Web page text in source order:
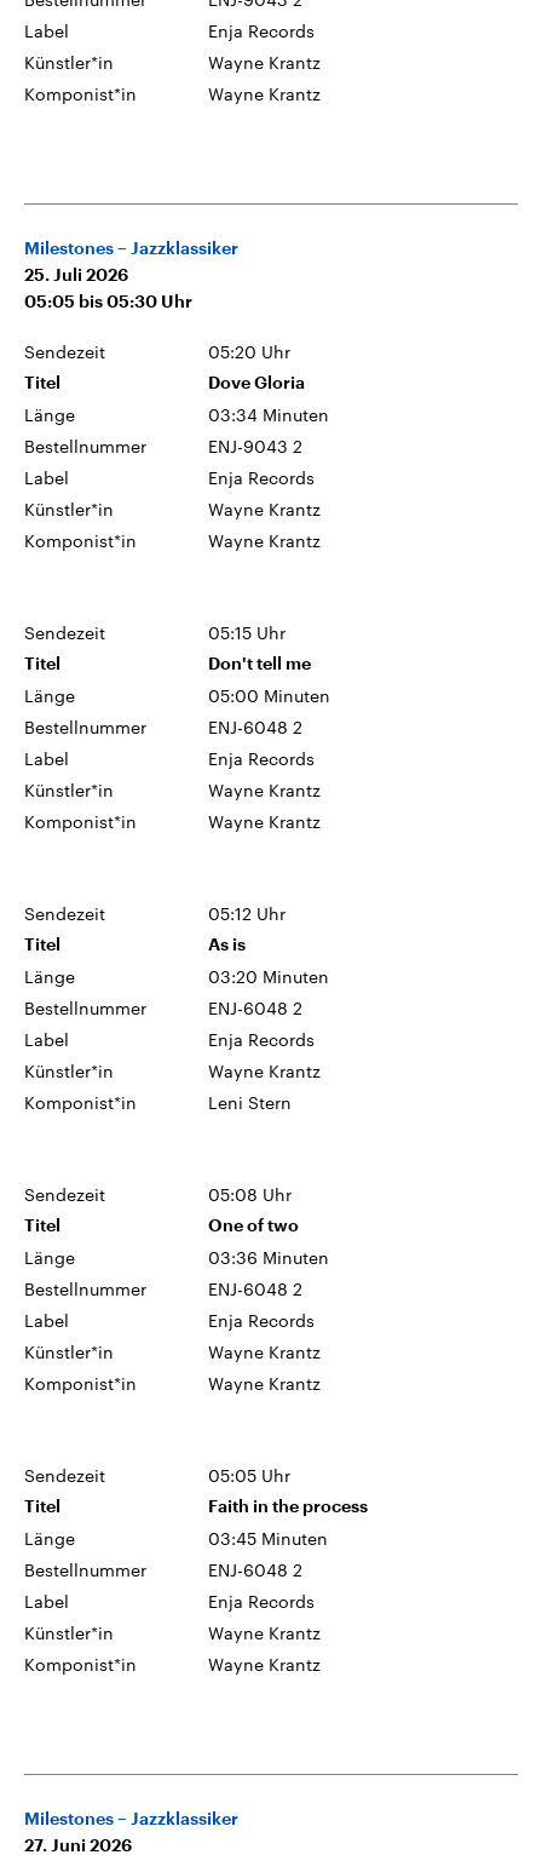
Label
Enja Records
Künstler*in
Wayne Krantz
Komponist*in
Wayne Krantz
Milestones – Jazzklassiker
25. Juli 2026
05:05 bis 05:30 Uhr
Sendezeit 05:20 Uhr
Titel Dove Gloria
Länge
03:34 Minuten
Bestellnummer
ENJ-9043 2
Label
Enja Records
Künstler*in
Wayne Krantz
Komponist*in
Wayne Krantz
Sendezeit 05:15 Uhr
Titel Don't tell me
Länge
05:00 Minuten
Bestellnummer
ENJ-6048 2
Label
Enja Records
Künstler*in
Wayne Krantz
Komponist*in
Wayne Krantz
Sendezeit 05:12 Uhr
Titel As is
Länge
03:20 Minuten
Bestellnummer
ENJ-6048 2
Label
Enja Records
Künstler*in
Wayne Krantz
Komponist*in
Leni Stern
Sendezeit 05:08 Uhr
Titel One of two
Länge
03:36 Minuten
Bestellnummer
ENJ-6048 2
Label
Enja Records
Künstler*in
Wayne Krantz
Komponist*in
Wayne Krantz
Sendezeit 05:05 Uhr
Titel Faith in the process
Länge
03:45 Minuten
Bestellnummer
ENJ-6048 2
Label
Enja Records
Künstler*in
Wayne Krantz
Komponist*in
Wayne Krantz
Milestones – Jazzklassiker
27. Juni 2026